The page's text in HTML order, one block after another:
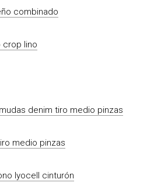
crop lino
denim tiro medio pinzas
lyocell cinturón